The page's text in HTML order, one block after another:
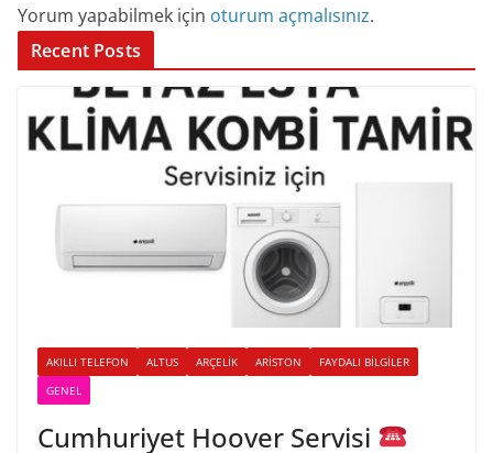
Yorum yapabilmek için oturum açmalısınız.
Recent Posts
AKILLI TELEFON ALTUS ARÇELIK ARISTON
FAYDALI BILGILER
GENEL
Cumhuriyet Hoover Servisi